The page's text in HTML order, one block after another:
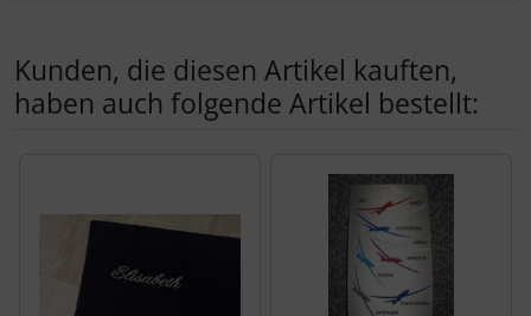
Kunden, die diesen Artikel kauften,
haben auch folgende Artikel bestellt: